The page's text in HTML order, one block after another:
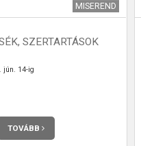
MISEREND
SZERTARTÁSOK
jún. 14-ig
TOVÁBB